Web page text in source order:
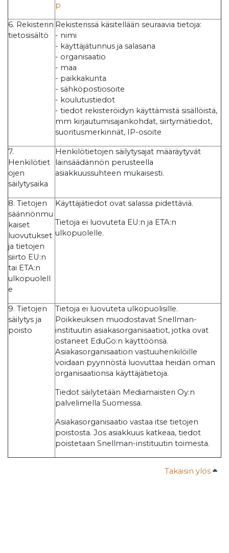
p
6. Rekisterin
tietosisältö
Rekisterissä käsitellään seuraavia tietoja:
- nimi
- käyttäjätunnus ja salasana
- organisaatio
- maa
- paikkakunta
- sähköpostiosoite
- koulutustiedot
- tiedot rekisteröidyn käyttämistä sisällöistä,
mm kirjautumisajankohdat, siirtymätiedot,
suoritusmerkinnät, IP-osoite
7.
Henkilötiet
ojen
säilytysaika
Henkilötietojen säilytysajat määräytyvät
lainsäädännön perusteella
asiakkuussuhteen mukaisesti.
8. Tietojen
säännönmu
kaiset
luovutukset
ja tietojen
siirto EU:n
tai ETA:n
ulkopuolell
e
Käyttäjätiedot ovat salassa pidettäviä.
Tietoja ei luovuteta EU:n ja ETA:n
ulkopuolelle.
9. Tietojen
säilytys ja
poisto
Tietoja ei luovuteta ulkopuolisille.
Poikkeuksen muodostavat Snellman-
instituutin asiakasorganisaatiot, jotka ovat
ostaneet EduGo:n käyttöönsä.
Asiakasorganisaation vastuuhenkilöille
voidaan pyynnöstä luovuttaa heidän oman
organisaationsa käyttäjätietoja.
Tiedot säilytetään Mediamaisteri Oy:n
palvelimella Suomessa.
Asiakasorganisaatio vastaa itse tietojen
poistosta. Jos asiakkuus katkeaa, tiedot
poistetaan Snellman-instituutin toimesta.
Takaisin ylös